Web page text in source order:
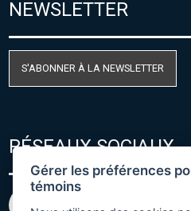
NEWSLETTER
S'ABONNER À LA NEWSLETTER
RÉSEAUX SOCIAUX
Gérer les préférences
témoins